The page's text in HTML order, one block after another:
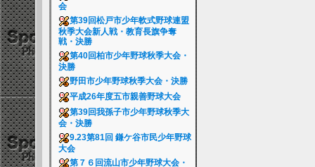
会
第39回松戸市少年軟式野球連盟
秋季大会新人戦・教育長旗争奪
戦・決勝
第40回柏市少年野球秋季大会・
決勝
野田市少年野球秋季大会・決勝
平成26年度五市親善野球大会
第39回我孫子市少年野球秋季大
会・決勝
9.23第81回 鎌ケ谷市民少年野球
大会
第７６回流山市少年野球大会・